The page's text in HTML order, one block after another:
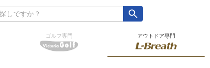
ゴルフ専門 アウトドア専門